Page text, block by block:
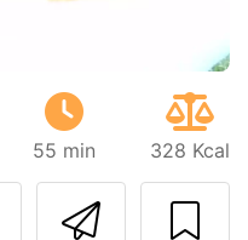
55 min 328 Kcal
Imprima
com o autor